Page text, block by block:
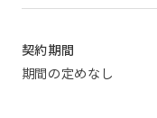
契約期間
期間の定めなし